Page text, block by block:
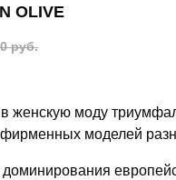
OLIVE
руб.
женскую моду
моделей